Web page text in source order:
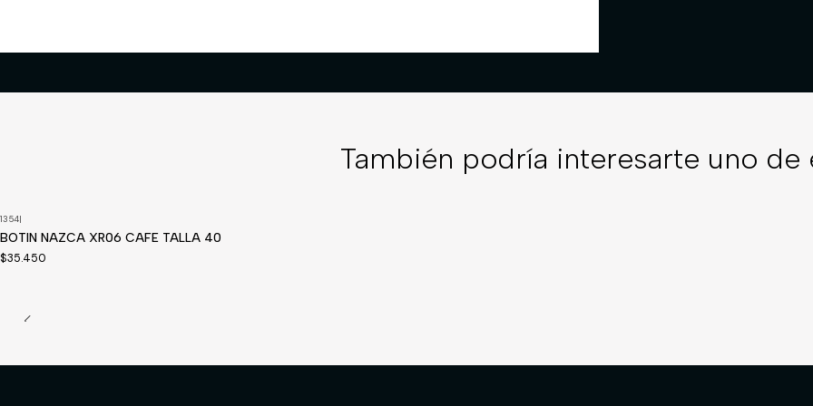
También podría interesarte uno de
1354|
BOTIN NAZCA XR06 CAFE TALLA 40
$35.450